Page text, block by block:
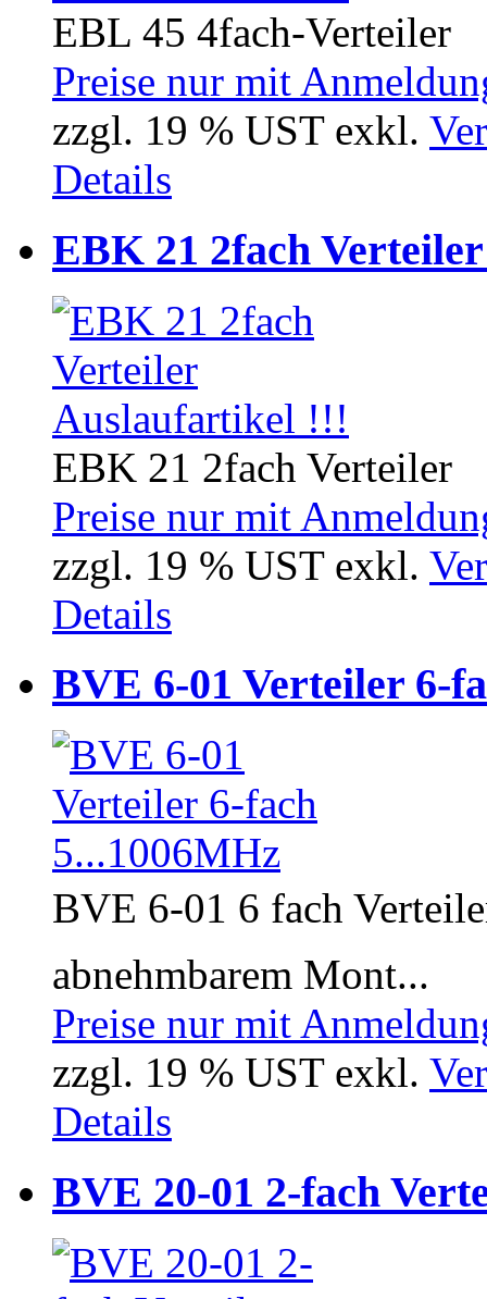
EBL 45 4fach-Verteiler
Preise nur mit
zzgl. 19 % UST exkl.
Details
EBK 21 2fach
EBK 21 2fach Verteiler
Preise nur mit
zzgl. 19 % UST exkl.
Details
BVE 6-01 Verteiler 6-
BVE 6-01 6 fach
abnehmbarem Mont...
Preise nur mit
zzgl. 19 % UST exkl.
Details
BVE 20-01 2-fach